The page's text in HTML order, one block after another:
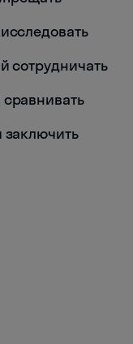
сотрудничать
заключить